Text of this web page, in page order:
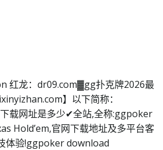
红龙：dr09.com▓gg扑克牌2026最
】以下简称：
载网址是多少✔全站,全称:ggpoker
Hold’em,官网下载地址及多平台客
体验!ggpoker download